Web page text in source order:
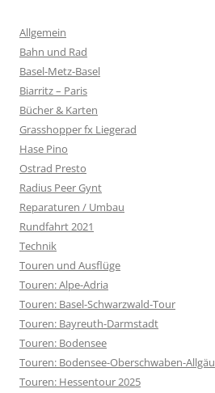
Allgemein
Bahn und Rad
Basel-Metz-Basel
Biarritz – Paris
Bücher & Karten
Grasshopper fx Liegerad
Hase Pino
Ostrad Presto
Radius Peer Gynt
Reparaturen / Umbau
Rundfahrt 2021
Technik
Touren und Ausflüge
Touren: Alpe-Adria
Touren: Basel-Schwarzwald-Tour
Touren: Bayreuth-Darmstadt
Touren: Bodensee
Touren: Bodensee-Oberschwaben-Allgäu
Touren: Hessentour 2025